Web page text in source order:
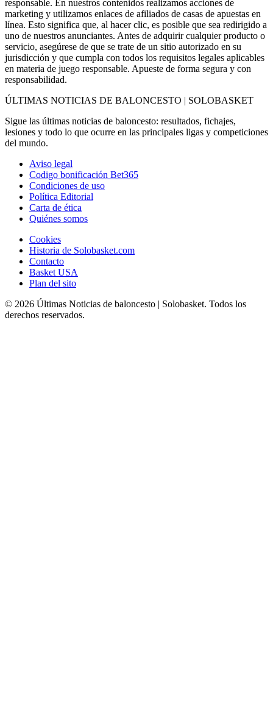
responsable. En nuestros contenidos realizamos acciones de
marketing y utilizamos enlaces de afiliados de casas de apuestas en
línea. Esto significa que, al hacer clic, es posible que sea redirigido a
uno de nuestros anunciantes. Antes de adquirir cualquier producto o
servicio, asegúrese de que se trate de un sitio autorizado en su
jurisdicción y que cumpla con todos los requisitos legales aplicables
en materia de juego responsable. Apueste de forma segura y con
responsabilidad.
ÚLTIMAS NOTICIAS DE BALONCESTO | SOLOBASKET
Sigue las últimas noticias de baloncesto: resultados, fichajes,
lesiones y todo lo que ocurre en las principales ligas y competiciones
del mundo.
Aviso legal
Codigo bonificación Bet365
Condiciones de uso
Política Editorial
Carta de ética
Quiénes somos
Cookies
Historia de Solobasket.com
Contacto
Basket USA
Plan del sito
© 2026 Últimas Noticias de baloncesto | Solobasket. Todos los
derechos reservados.